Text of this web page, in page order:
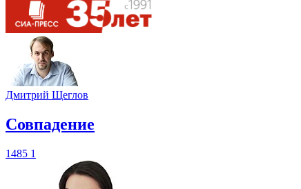
Дмитрий Щеглов
​Совпадение
1485 1